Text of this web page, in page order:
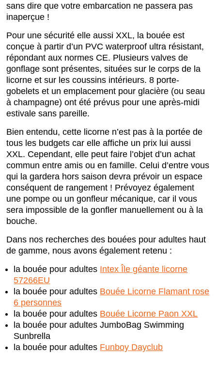
sans dire que votre embarcation ne passera pas
inaperçue !
Pour une sécurité elle aussi XXL, la bouée est
conçue à partir d’un PVC waterproof ultra résistant,
répondant aux normes CE. Plusieurs valves de
gonflage sont présentes, situées sur le corps de la
licorne et sur les coussins intérieurs. 8 porte-
gobelets et un emplacement pour glacière (ou seau
à champagne) ont été prévus pour une après-midi
estivale sans pareille.
Bien entendu, cette licorne n’est pas à la portée de
tous les budgets car elle affiche un prix lui aussi
XXL. Cependant, elle peut faire l’objet d’un achat
commun entre amis ou en famille. Celui d’entre vous
qui la gardera hors saison devra prévoir un espace
conséquent de rangement ! Prévoyez également
une pompe ou un gonfleur mécanique, car il vous
sera impossible de la gonfler manuellement ou à la
bouche.
Dans nos recherches des bouées pour adultes haut
de gamme, nous avons également retenu :
la bouée pour adultes Intex Île géante licorne
57266EU
la bouée pour adultes Bouée Licorne Flamant rose
6 personnes
la bouée pour adultes Bouée Licorne Paon XXL
la bouée pour adultes JumboBag Swimming
Sunbrella
la bouée pour adultes Funboy Dayclub